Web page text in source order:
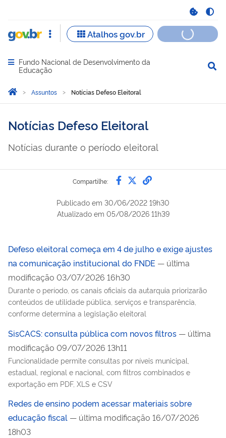
Abrir menu principal de navegação
Fundo Nacional de Desenvolvimento da
Educação
Você está aqui:
Página Inicial
Assuntos Notícias Defeso Eleitoral
Notícias Defeso Eleitoral
Notícias durante o período eleitoral
Compartilhe: Compartilhe por
Compartilhe por
link para Copiar
Publicado em 30/06/2022 19h30
Atualizado em 05/08/2026 11h39
Defeso eleitoral começa em 4 de julho e exige ajustes
na comunicação institucional do FNDE — última
modificação 03/07/2026 16h30
Durante o período, os canais oficiais da autarquia priorizarão
conteúdos de utilidade pública, serviços e transparência,
conforme determina a legislação eleitoral
SisCACS: consulta pública com novos filtros — última
modificação 09/07/2026 13h11
Funcionalidade permite consultas por níveis municipal,
estadual, regional e nacional, com filtros combinados e
exportação em PDF, XLS e CSV
Redes de ensino podem acessar materiais sobre
educação fiscal — última modificação 16/07/2026
18h03